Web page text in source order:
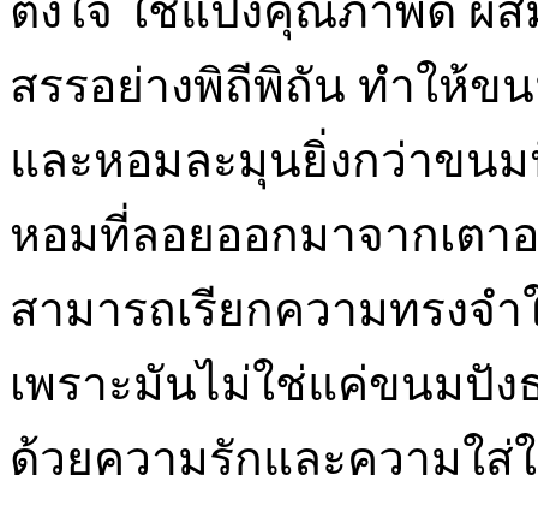
ตั้งใจ ใช้แป้งคุณภาพดี ผ
สรรอย่างพิถีพิถัน ทำให้
และหอมละมุนยิ่งกว่าขน
หอมที่ลอยออกมาจากเต
สามารถเรียกความทรงจ
เพราะมันไม่ใช่แค่ขนมปั
ด้วยความรักและความใ